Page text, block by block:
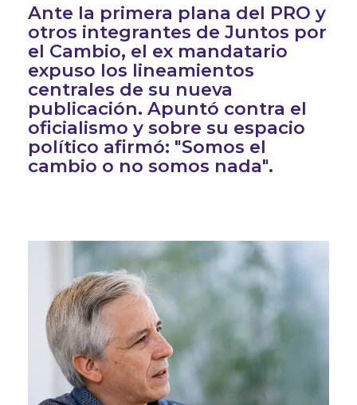
Ante la primera plana del PRO y
otros integrantes de Juntos por
el Cambio, el ex mandatario
expuso los lineamientos
centrales de su nueva
publicación. Apuntó contra el
oficialismo y sobre su espacio
político afirmó: "Somos el
cambio o no somos nada".